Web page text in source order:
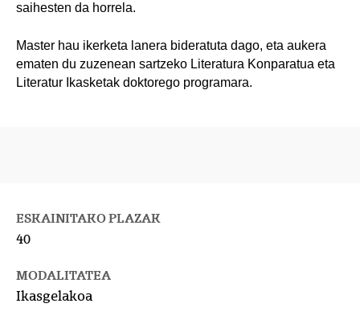
saihesten da horrela.
Master hau ikerketa lanera bideratuta dago, eta aukera
ematen du zuzenean sartzeko Literatura Konparatua eta
Literatur Ikasketak doktorego programara.
ESKAINITAKO PLAZAK
40
MODALITATEA
Ikasgelakoa